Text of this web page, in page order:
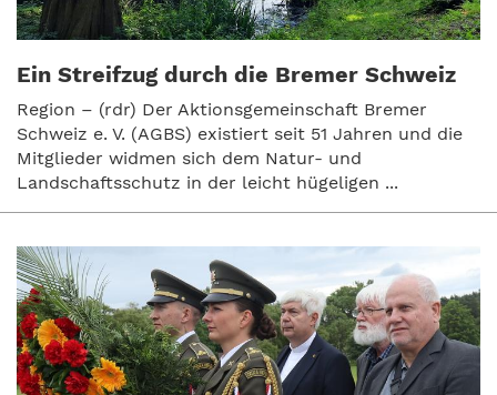
Ein Streifzug durch die Bremer Schweiz
Region – (rdr) Der Aktionsgemeinschaft Bremer
Schweiz e. V. (AGBS) existiert seit 51 Jahren und die
Mitglieder widmen sich dem Natur- und
Landschaftsschutz in der leicht hügeligen ...